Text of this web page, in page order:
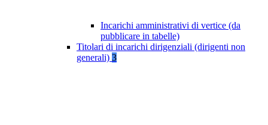
Incarichi amministrativi di vertice (da
pubblicare in tabelle)
Titolari di incarichi dirigenziali (dirigenti non
generali) 3